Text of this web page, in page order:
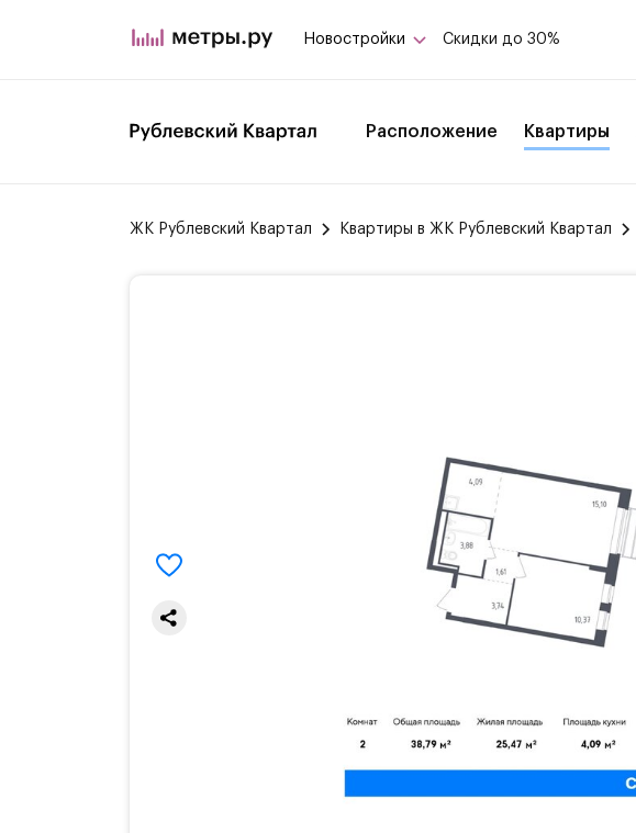
Новостройки Скидки до 30%
Расположение Квартиры
ЖК Рублевский Квартал Квартиры в ЖК Рублевский Квартал